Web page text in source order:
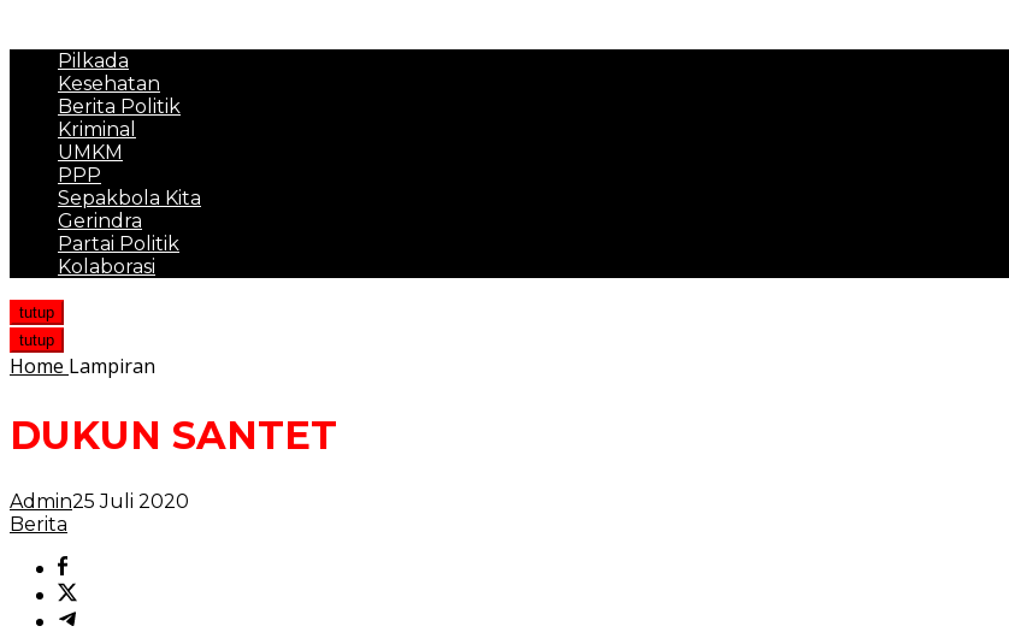
Pilkada
Kesehatan
Berita Politik
Kriminal
UMKM
PPP
Sepakbola Kita
Gerindra
Partai Politik
Kolaborasi
tutup
tutup
Home Lampiran
DUKUN SANTET
Admin25 Juli 2020
Berita